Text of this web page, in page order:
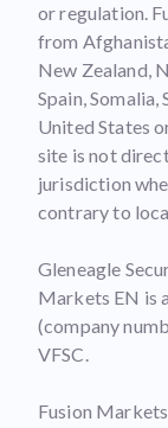
or regulation.
from
New Zealand,
Spain, Somalia,
United States
site is not
jurisdiction
contrary to
Gleneagle
Markets EN is
(company
VFSC.
Fusion